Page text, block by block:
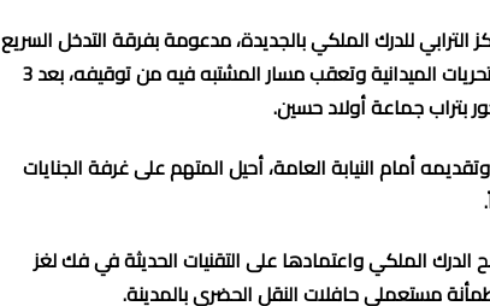
الترابي للدرك الملكي بالجديدة، مدعومة بفرقة التدخل السريع
والمركز القضائي، بحثاً معمقاً. ومكنت التحريات الميدانية وتعقب مسار المشتبه فيه من توقيفه، بعد 3
بتراب جماعة أولاد حسين.
أمام النيابة العامة، أحيل المتهم على غرفة الجنايات
الملكي واعتمادها على التقنيات الحديثة في فك لغز
مستعملي حافلات النقل الحضري بالمدينة.